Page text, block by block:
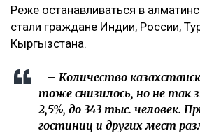
Реже останавливаться в
стали граждане Индии, России,
Кыргызстана.
– Количество
тоже снизилось, но не так
2,5%, до 343 тыс. человек.
гостиниц и других мест